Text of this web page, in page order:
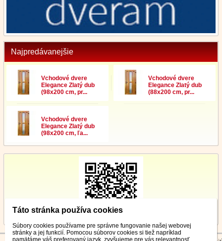
Najpredávanejšie
Vchodové dvere
Elegance Zlatý dub
(98x200 cm, pr...
Vchodové dvere
Elegance Zlatý dub
(88x200 cm, pr...
Vchodové dvere
Elegance Zlatý dub
(98x200 cm, ľa...
Táto stránka používa cookies
Súbory cookies používame pre správne fungovanie našej webovej
stránky a jej funkcií. Pomocou súborov cookies si tiež napríklad
pamätáme váš preferovaný jazyk, zvyšujeme pre vás relevantnosť